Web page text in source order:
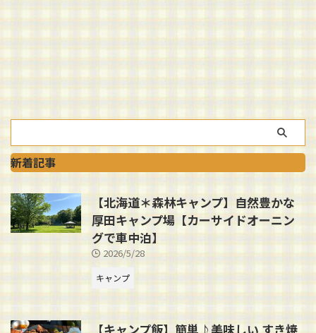
新着記事
【北海道＊森林キャンプ】自然豊かな
厚田キャンプ場【カーサイドオーニン
グで車中泊】
2026/5/28
キャンプ
【キャンプ飯】簡単♪美味しい すき焼